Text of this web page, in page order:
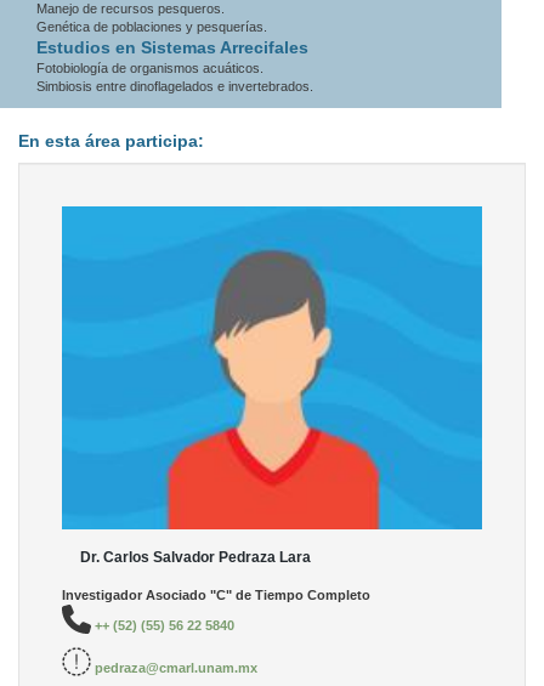
Manejo de recursos pesqueros.
Genética de poblaciones y pesquerías.
Estudios en Sistemas Arrecifales
Fotobiología de organismos acuáticos.
Simbiosis entre dinoflagelados e invertebrados.
En esta área participa:
Dr. Carlos Salvador Pedraza Lara
Investigador Asociado "C" de Tiempo Completo
++ (52) (55) 56 22 5840
pedraza@cmarl.unam.mx